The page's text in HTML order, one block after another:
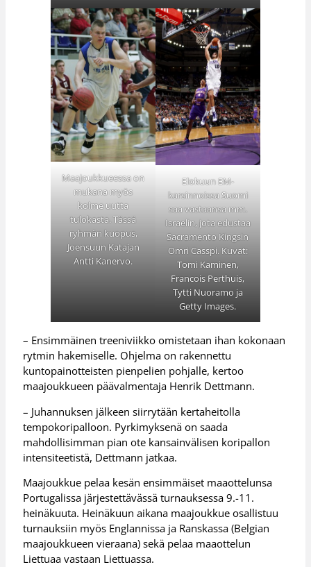
Maajoukkueessa on
mukana myös
kolme uutta
tulokasta. Tässä
ryhmän kuopus,
Joensuun Katajan
Antti Kanervo.
Elokuun EM-
karsinnoissa Suomi
saa vastaansa mm.
Israelin, jota edustaa
Sacramento Kingsin
Omri Casspi. Kuvat:
Tomi Kaminen,
Francois Perthuis,
Tytti Nuoramo ja
Getty Images.
– Ensimmäinen treeniviikko omistetaan ihan kokonaan
rytmin hakemiselle. Ohjelma on rakennettu
kuntopainotteisten pienpelien pohjalle, kertoo
maajoukkueen päävalmentaja Henrik Dettmann.
– Juhannuksen jälkeen siirrytään kertaheitolla
tempokoripalloon. Pyrkimyksenä on saada
mahdollisimman pian ote kansainvälisen koripallon
intensiteetistä, Dettmann jatkaa.
Maajoukkue pelaa kesän ensimmäiset maaottelunsa
Portugalissa järjestettävässä turnauksessa 9.-11.
heinäkuuta. Heinäkuun aikana maajoukkue osallistuu
turnauksiin myös Englannissa ja Ranskassa (Belgian
maajoukkueen vieraana) sekä pelaa maaottelun
Liettuaa vastaan Liettuassa.